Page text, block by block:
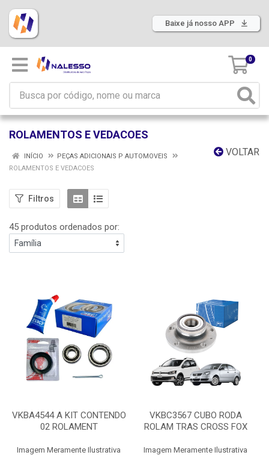
Baixe já nosso APP
0
ROLAMENTOS E VEDACOES
VOLTAR
INÍCIO
PEÇAS ADICIONAIS P AUTOMOVEIS
ROLAMENTOS E VEDACOES
Filtros
45 produtos ordenados por:
VKBA4544 A KIT CONTENDO
02 ROLAMENT
Imagem Meramente Ilustrativa
VKBC3567 CUBO RODA
ROLAM TRAS CROSS FOX
Imagem Meramente Ilustrativa